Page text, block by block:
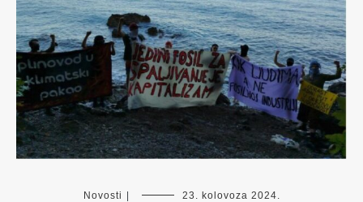
Novosti | 23. kolovoza 2024.